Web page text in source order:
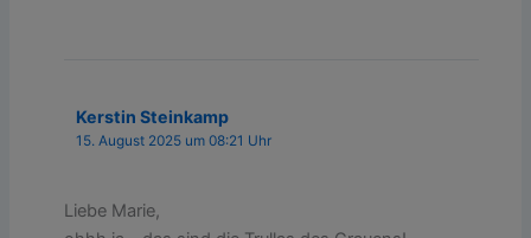
Kerstin Steinkamp
15. August 2025 um 08:21 Uhr
Liebe Marie,